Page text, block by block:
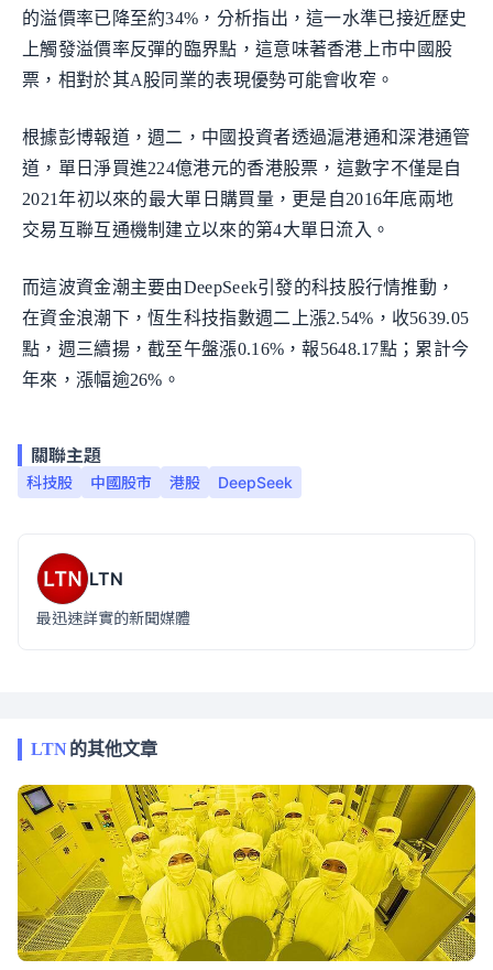
的溢價率已降至約34%，分析指出，這一水準已接近歷史
上觸發溢價率反彈的臨界點，這意味著香港上市中國股
票，相對於其A股同業的表現優勢可能會收窄。
根據彭博報道，週二，中國投資者透過滬港通和深港通管
道，單日淨買進224億港元的香港股票，這數字不僅是自
2021年初以來的最大單日購買量，更是自2016年底兩地
交易互聯互通機制建立以來的第4大單日流入。
而這波資金潮主要由DeepSeek引發的科技股行情推動，
在資金浪潮下，恆生科技指數週二上漲2.54%，收5639.05
點，週三續揚，截至午盤漲0.16%，報5648.17點；累計今
年來，漲幅逾26%。
關聯主題
科技股 中國股市 港股 DeepSeek
LTN
最迅速詳實的新聞媒體
LTN的其他文章